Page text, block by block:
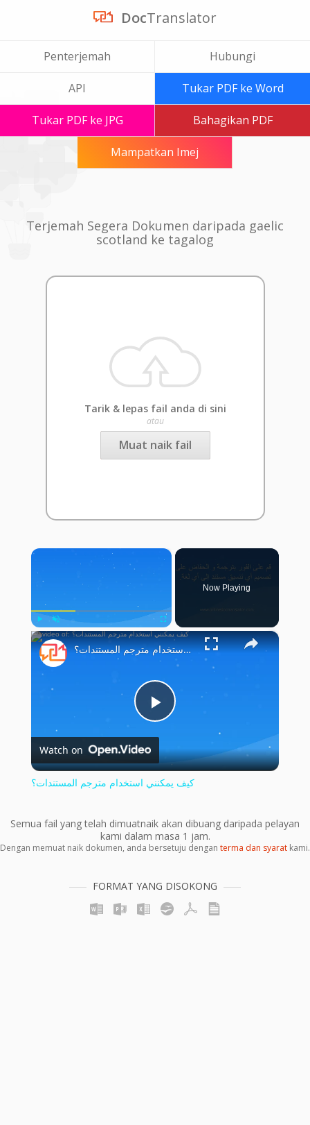
DocTranslator
Penterjemah Hubungi
API Tukar PDF ke Word
Tukar PDF ke JPG Bahagikan PDF
Mampatkan Imej
Terjemah Segera Dokumen daripada gaelic
scotland ke tagalog
Tarik & lepas fail anda di sini
atau
Muat naik fail
×
Play Unmute Fullscreen
Now Playing
×
Play
Video
كيف يمكنني استخدام مترجم المستندات؟
Watch on
كيف يمكنني استخدام مترجم المستندات؟
Semua fail yang telah dimuatnaik akan dibuang daripada pelayan
kami dalam masa 1 jam.
Dengan memuat naik dokumen, anda bersetuju dengan terma dan syarat kami.
FORMAT YANG DISOKONG